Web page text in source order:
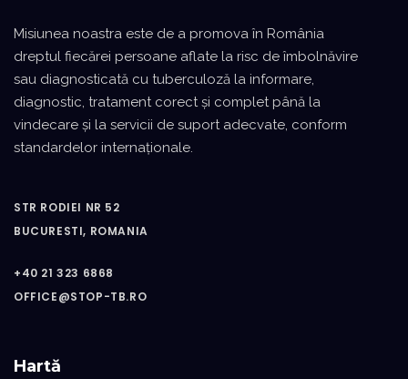
Misiunea noastra este de a promova în România
dreptul fiecărei persoane aflate la risc de îmbolnăvire
sau diagnosticată cu tuberculoză la informare,
diagnostic, tratament corect şi complet până la
vindecare şi la servicii de suport adecvate, conform
standardelor internaţionale.
STR RODIEI NR 52
BUCURESTI, ROMANIA
+40 21 323 6868
OFFICE@STOP-TB.RO
Hartă